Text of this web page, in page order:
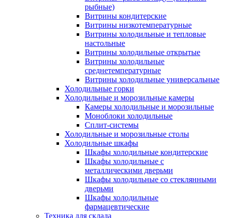
рыбные)
Витрины кондитерские
Витрины низкотемпературные
Витрины холодильные и тепловые
настольные
Витрины холодильные открытые
Витрины холодильные
среднетемпературные
Витрины холодильные универсальные
Холодильные горки
Холодильные и морозильные камеры
Камеры холодильные и морозильные
Моноблоки холодильные
Сплит-системы
Холодильные и морозильные столы
Холодильные шкафы
Шкафы холодильные кондитерские
Шкафы холодильные с
металлическими дверьми
Шкафы холодильные со стеклянными
дверьми
Шкафы холодильные
фармацевтические
Техника для склада